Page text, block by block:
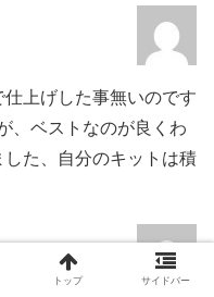
上げした事無いのです
、ベストなのが良くわ
た、自分のキットは積
トップ サイドバー